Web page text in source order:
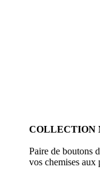
COLLECTION
Paire de boutons
vos chemises aux